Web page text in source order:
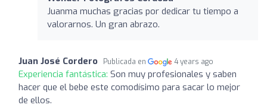
Juanma muchas gracias por dedicar tu tiempo a
valorarnos. Un gran abrazo.
Juan José Cordero Publicada en 4 years ago
Experiencia fantástica: Son muy profesionales y saben
hacer que el bebe este comodísimo para sacar lo mejor
de ellos.